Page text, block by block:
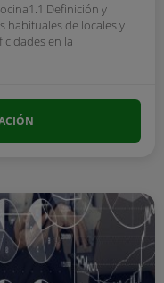
Definición y
habituales de locales y
en la